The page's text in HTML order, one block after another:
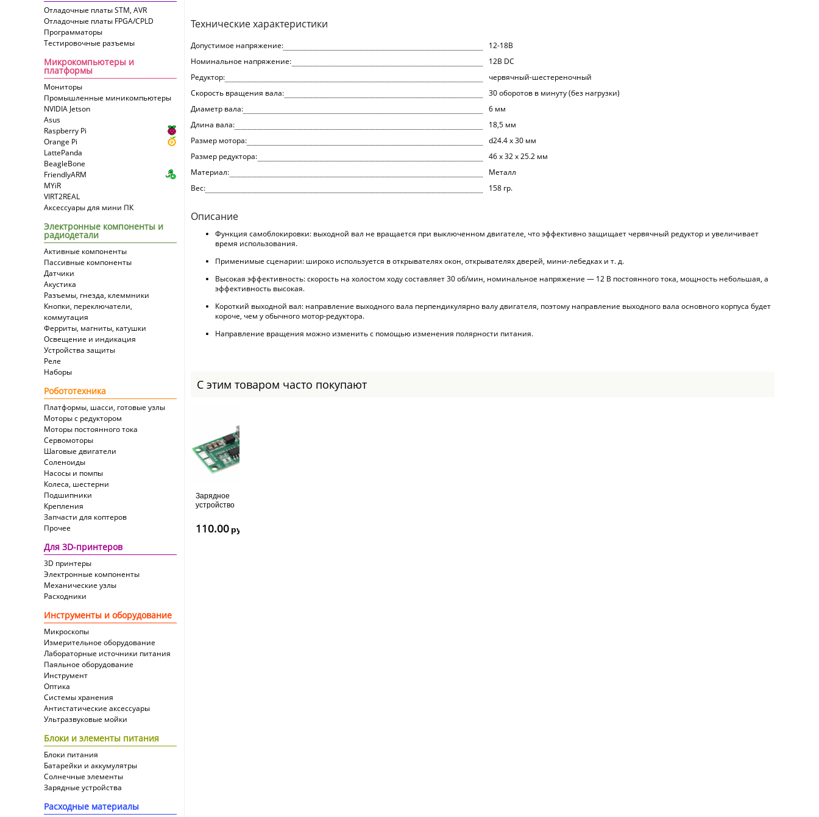
Отладочные платы STM, AVR
Отладочные платы FPGA/CPLD
Программаторы
Тестировочные разъемы
Микрокомпьютеры и
платформы
Мониторы
Промышленные миникомпьютеры
NVIDIA Jetson
Asus
Raspberry Pi
Orange Pi
LattePanda
BeagleBone
FriendlyARM
MYiR
VIRT2REAL
Аксессуары для мини ПК
Электронные компоненты и
радиодетали
Активные компоненты
Пассивные компоненты
Датчики
Акустика
Разъемы, гнезда, клеммники
Кнопки, переключатели,
коммутация
Ферриты, магниты, катушки
Освещение и индикация
Устройства защиты
Реле
Наборы
Робототехника
Платформы, шасси, готовые узлы
Моторы с редуктором
Моторы постоянного тока
Сервомоторы
Шаговые двигатели
Соленоиды
Насосы и помпы
Колеса, шестерни
Подшипники
Крепления
Запчасти для коптеров
Прочее
Для 3D-принтеров
3D принтеры
Электронные компоненты
Механические узлы
Расходники
Инструменты и оборудование
Микроскопы
Измерительное оборудование
Лабораторные источники питания
Паяльное оборудование
Инструмент
Оптика
Системы хранения
Антистатические аксессуары
Ультразвуковые мойки
Блоки и элементы питания
Блоки питания
Батарейки и аккумулятры
Солнечные элементы
Зарядные устройства
Расходные материалы
Технические характеристики
Допустимое напряжение:
12-18В
Номинальное напряжение:
12В DC
Редуктор:
червячный-шестереночный
Скорость вращения вала:
30 оборотов в минуту (без нагрузки)
Диаметр вала:
6 мм
Длина вала:
18,5 мм
Размер мотора:
d24.4 х 30 мм
Размер редуктора:
46 х 32 х 25.2 мм
Материал:
Металл
Вес:
158 гр.
Описание
Функция самоблокировки: выходной вал не вращается при выключенном двигателе, что эффективно защищает червячный редуктор и увеличивает
время использования.
Применимые сценарии: широко используется в открывателях окон, открывателях дверей, мини-лебедках и т. д.
Высокая эффективность: скорость на холостом ходу составляет 30 об/мин, номинальное напряжение — 12 В постоянного тока, мощность небольшая, а
эффективность высокая.
Короткий выходной вал: направление выходного вала перпендикулярно валу двигателя, поэтому направление выходного вала основного корпуса будет
короче, чем у обычного мотор-редуктора.
Направление вращения можно изменить с помощью изменения полярности питания.
С этим товаром часто покупают
Зарядное
устройство
2S Type-c,
18650, 1А,
110.00 руб